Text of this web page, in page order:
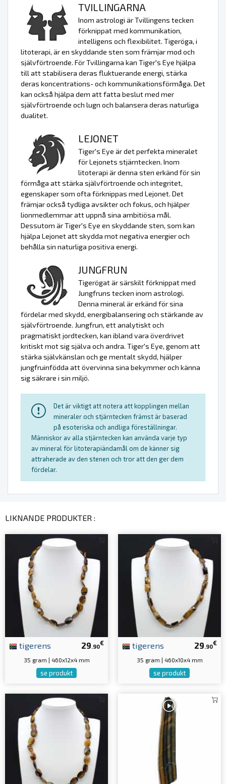
TVILLINGARNA
Inom astrologi är Tvillingens tecken
förknippat med kommunikation,
intelligens och flexibilitet. Tigeröga, i
litoterapi, är en skyddande sten som främjar mod och
självförtroende. För Tvillingarna kan Tiger's Eye hjälpa
till att stabilisera deras fluktuerande energi, stärka
deras koncentrations- och kommunikationsförmåga. Det
kan också hjälpa dem att fatta beslut med mer
självförtroende och lugn och balansera deras naturliga
dualitet.
LEJONET
Tiger's Eye är det perfekta mineralet
för Lejonets stjärntecken. Inom
litoterapi är denna sten erkänd för sin
förmåga att stärka självförtroende och integritet,
egenskaper som ofta förknippas med Lejonet. Det
främjar också tydliga avsikter och fokus, och hjälper
lionmedlemmar att uppnå sina ambitiösa mål.
Dessutom är Tiger's Eye en skyddande sten, som kan
hjälpa Lejonet att skydda mot negativa energier och
behålla sin naturliga positiva energi.
JUNGFRUN
Tigerögat är särskilt förknippat med
Jungfruns tecken inom astrologi.
Denna mineral är erkänd för sina
fördelar med skydd, energibalansering och stärkande av
självförtroende. Jungfrun, ett analytiskt och
pragmatiskt jordtecken, kan ibland vara överdrivet
kritiskt mot sig själva och andra. Tiger's Eye, genom att
stärka självkänslan och ge mentalt skydd, hjälper
jungfruinfödda att övervinna sina bekymmer och känna
sig säkrare i sin miljö.
Det är viktigt att notera att kopplingen mellan
mineraler och stjärntecken främst är baserad
på esoteriska och andliga föreställningar.
Människor av alla stjärntecken kan använda varje typ
av mineral för litoterapiändamål om de känner sig
attraherade av den stenen och tror att den ger dem
fördelar.
LIKNANDE PRODUKTER :
29 .90€
tigerens
35 gram | 460x12x4 mm
se produkt
29 .90€
tigerens
35 gram | 460x10x4 mm
se produkt